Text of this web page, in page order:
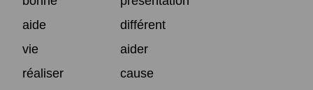
aide
différent
vie
aider
réaliser
cause